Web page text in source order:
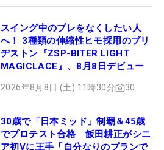
スイング中のブレをなくしたい人
へ！ 3種類の伸縮性ヒモ採用のブリ
ヂストン『ZSP-BITER LIGHT
MAGICLACE』、8月8日デビュー
2026年8月8日 (土) 11時30分 30
30歳で「日本ミッド」制覇＆45歳
でプロテスト合格 飯田耕正がシニ
ア初Vに王手「自分なりのプランで